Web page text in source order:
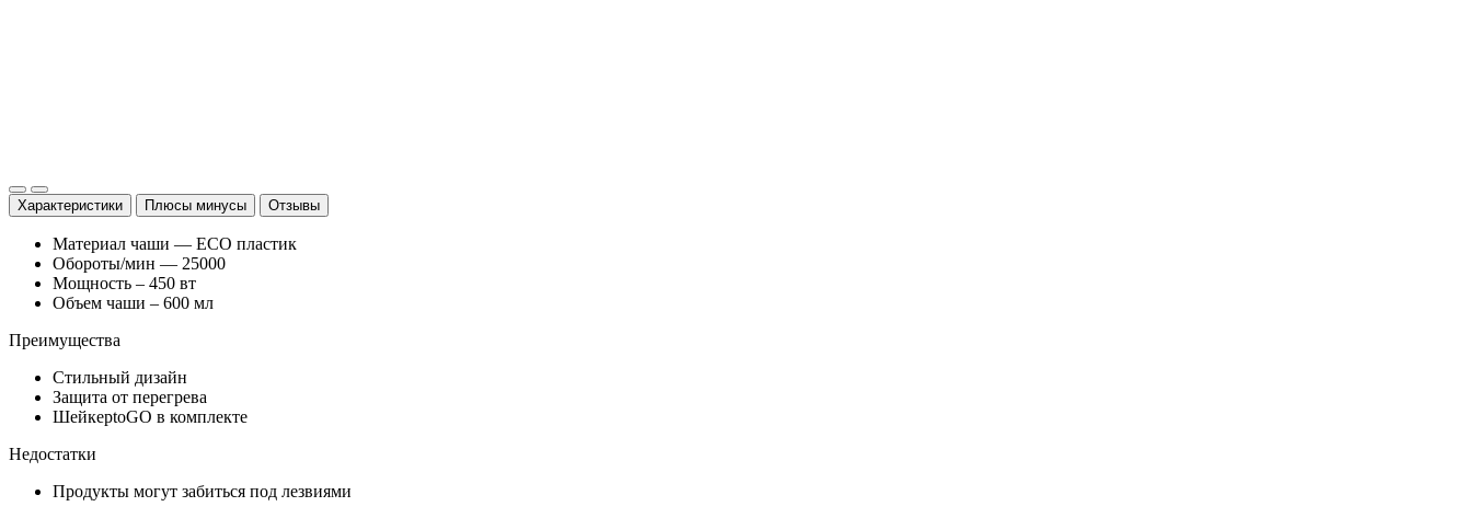
Характеристики Плюсы минусы Отзывы
Материал чаши — ECO пластик
Обороты/мин — 25000
Мощность – 450 вт
Объем чаши – 600 мл
Преимущества
Стильный дизайн
Защита от перегрева
ШейкерtoGO в комплекте
Недостатки
Продукты могут забиться под лезвиями